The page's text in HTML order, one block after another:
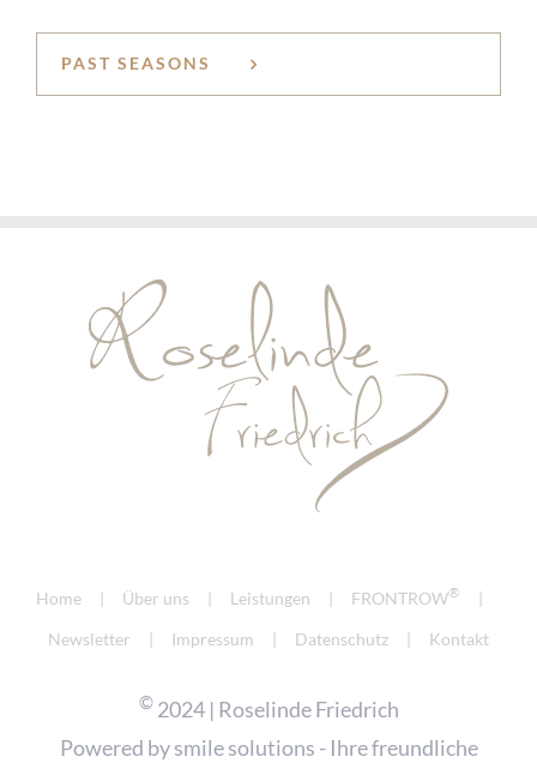
PAST SEASONS
Home Über uns Leistungen FRONTROW®
Newsletter Impressum Datenschutz Kontakt
©2024 | Roselinde Friedrich
Powered bysmile solutions - Ihre freundliche